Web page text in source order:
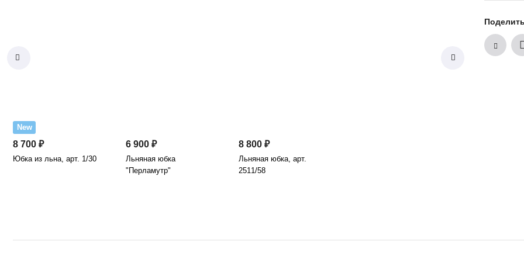
New
8 700 ₽
Юбка из льна, арт. 1/30
6 900 ₽
Льняная юбка
"Перламутр"
8 800 ₽
Льняная юбка, арт.
2511/58